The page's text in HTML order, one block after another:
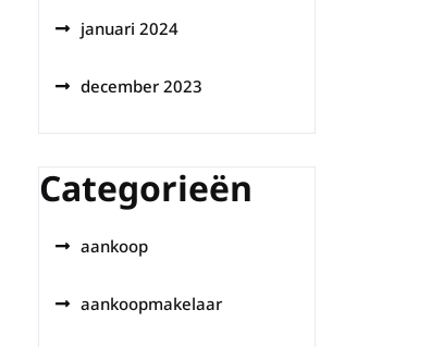
januari 2024
december 2023
Categorieën
aankoop
aankoopmakelaar